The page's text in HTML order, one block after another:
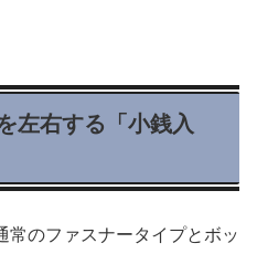
左右する「小銭入
常のファスナータイプとボッ